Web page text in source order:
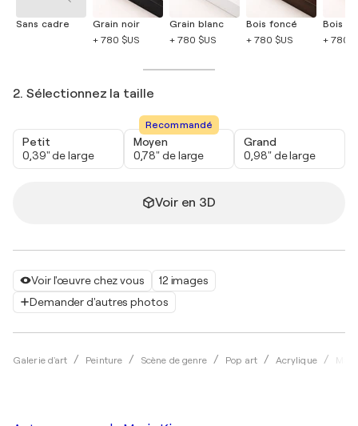
Voir l'œuvre chez vous
12 images
Demander d'autres photos
Galerie d'art Peinture Scène de genre Pop art Acrylique
Sans cadre
Grain noir
+ 780 $US
Grain blanc
+ 780 $US
Bois foncé
+ 780 $US
Bois
+ 780
2. Sélectionnez la taille
Petit
0,39" de large
Recommandé
Moyen
0,78" de large
Grand
0,98" de large
Voir en 3D